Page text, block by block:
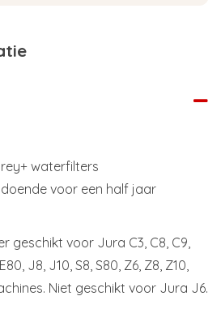
waterfilters
voor een half jaar
geschikt voor Jura C3, C8, C9,
J8, J10, S8, S80, Z6, Z8, Z10,
Niet geschikt voor Jura J6.